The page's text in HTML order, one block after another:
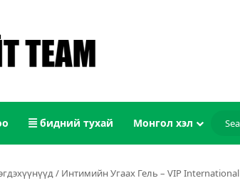
бидний тухай Монгол хэл
/ Интимийн Угаах Гель – VIP International